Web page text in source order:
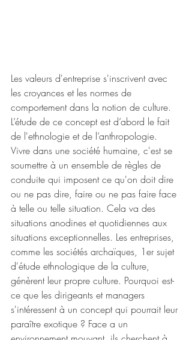
Les valeurs d'entreprise s'inscrivent avec
les croyances et les normes de
comportement dans la notion de culture.
L’étude de ce concept est d’abord le fait
de l'ethnologie et de l’anthropologie.
Vivre dans une société humaine, c'est se
soumettre à un ensemble de règles de
conduite qui imposent ce qu'on doit dire
ou ne pas dire, faire ou ne pas faire face
à telle ou telle situation. Cela va des
situations anodines et quotidiennes aux
situations exceptionnelles. Les entreprises,
comme les sociétés archaïques, 1er sujet
d'étude ethnologique de la culture,
génèrent leur propre culture. Pourquoi est-
ce que les dirigeants et managers
s'intéressent à un concept qui pourrait leur
paraître exotique ? Face a un